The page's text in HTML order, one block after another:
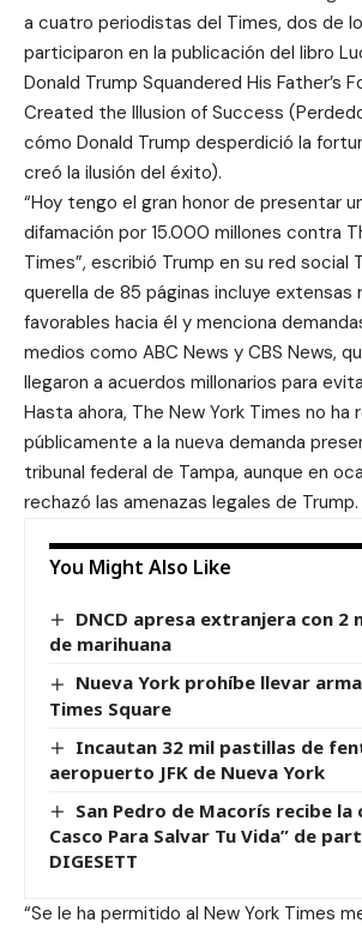
a cuatro periodistas del Times, dos de
participaron en la publicación del libro
Donald Trump Squandered His Father’s
Created the Illusion of Success
cómo Donald Trump desperdició la
creó la ilusión del éxito).
“Hoy tengo el gran honor de presentar
difamación por 15.000 millones contra
Times”, escribió Trump en su red social
querella de 85 páginas incluye extensas
favorables hacia él y menciona
medios como ABC News y CBS News,
llegaron a acuerdos millonarios para
Hasta ahora, The New York Times no ha
públicamente a la nueva demanda
tribunal federal de Tampa, aunque en
rechazó las amenazas legales de Trump.
You Might Also Like
DNCD apresa extranjera con 2
de marihuana
Nueva York prohíbe llevar
Times Square
Incautan 32 mil pastillas de
aeropuerto JFK de Nueva York
San Pedro de Macorís recibe la
Casco Para Salvar Tu Vida” de
DIGESETT
“Se le ha permitido al New York Times